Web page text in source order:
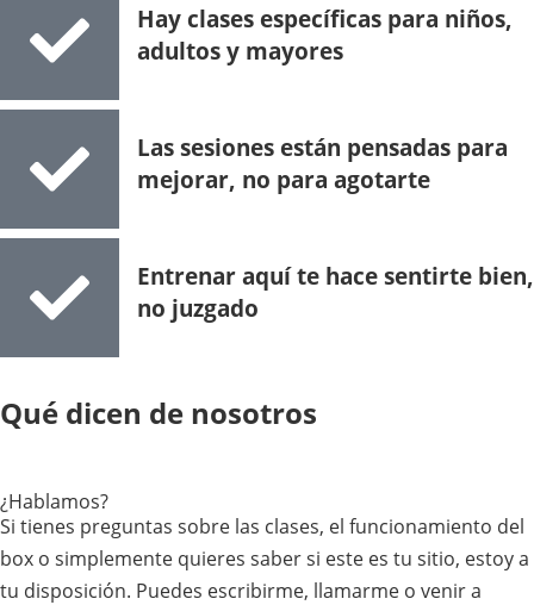
Hay clases específicas para niños,
adultos y mayores
Las sesiones están pensadas para
mejorar, no para agotarte
Entrenar aquí te hace sentirte bien,
no juzgado
Qué dicen de nosotros
¿Hablamos?
Si tienes preguntas sobre las clases, el funcionamiento del
box o simplemente quieres saber si este es tu sitio, estoy a
tu disposición. Puedes escribirme, llamarme o venir a